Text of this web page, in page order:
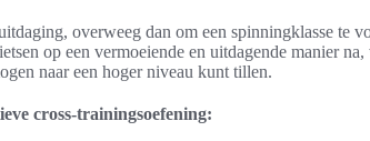
overweeg dan om een spinningklasse te
op een vermoeiende en uitdagende manier
naar een hoger niveau kunt tillen.
cross-trainingsoefening: